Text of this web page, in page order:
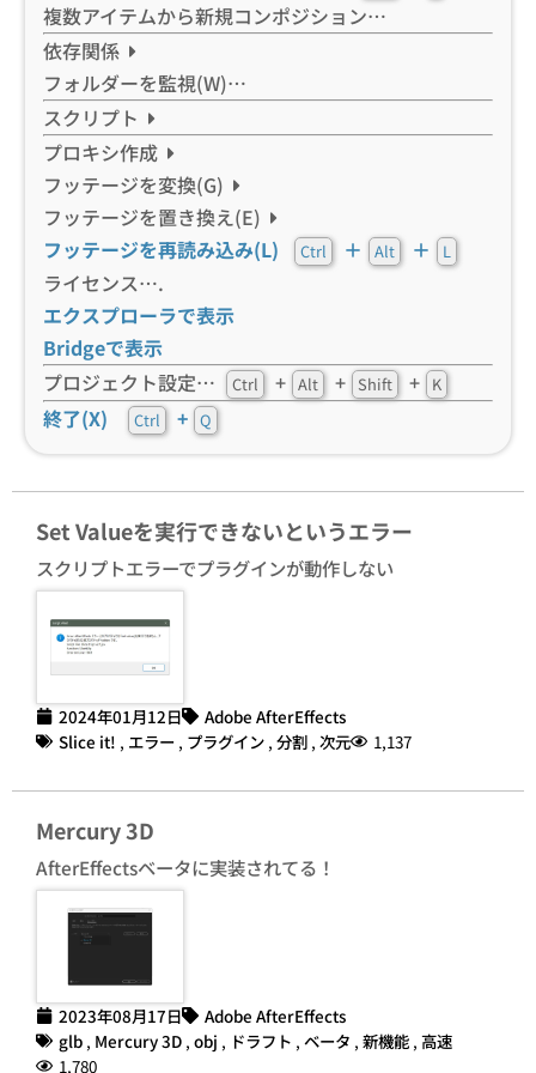
複数アイテムから新規コンポジション…
依存関係
フォルダーを監視(W)…
スクリプト
プロキシ作成
フッテージを変換(G)
フッテージを置き換え(E)
フッテージを再読み込み(L)
Ctrl ＋ Alt ＋ L
ライセンス….
エクスプローラで表示
Bridgeで表示
プロジェクト設定…
Ctrl + Alt + Shift + K
終了(X) Ctrl + Q
Set Valueを実行できないというエラー
スクリプトエラーでプラグインが動作しない
2024年01月12日
Adobe AfterEffects
Slice it! , エラー , プラグイン , 分割 , 次元 1,137
Mercury 3D
AfterEffectsベータに実装されてる！
2023年08月17日
Adobe AfterEffects
glb , Mercury 3D , obj , ドラフト , ベータ , 新機能 , 高速
1,780